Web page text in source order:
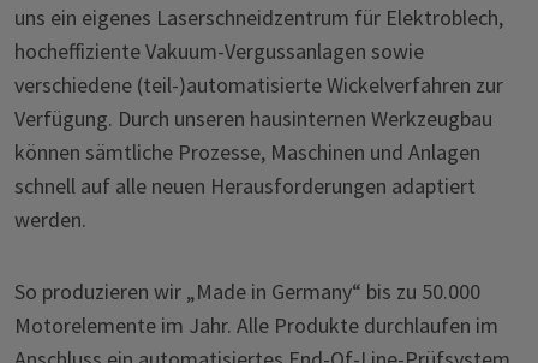
uns ein eigenes Laserschneidzentrum für Elektroblech,
hocheffiziente Vakuum-Vergussanlagen sowie
verschiedene (teil-)automatisierte Wickelverfahren zur
Verfügung. Durch unseren hausinternen Werkzeugbau
können sämtliche Prozesse, Maschinen und Anlagen
schnell auf alle neuen Herausforderungen adaptiert
werden.
So produzieren wir „Made in Germany“ bis zu 50.000
Motorelemente im Jahr. Alle Produkte durchlaufen im